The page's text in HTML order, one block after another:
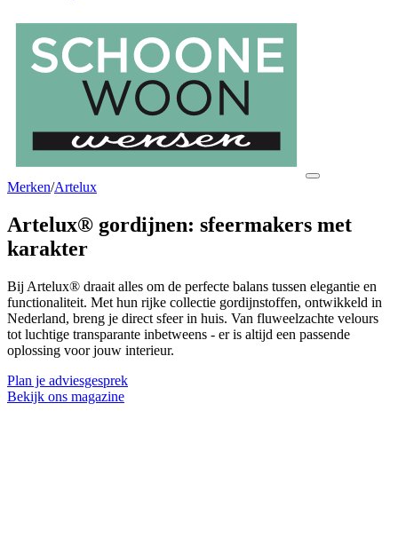
Merken/Artelux
Artelux® gordijnen: sfeermakers met
karakter
Bij Artelux® draait alles om de perfecte balans tussen elegantie en
functionaliteit. Met hun rijke collectie gordijnstoffen, ontwikkeld in
Nederland, breng je direct sfeer in huis. Van fluweelzachte velours
tot luchtige transparante inbetweens - er is altijd een passende
oplossing voor jouw interieur.
Plan je adviesgesprek
Bekijk ons magazine